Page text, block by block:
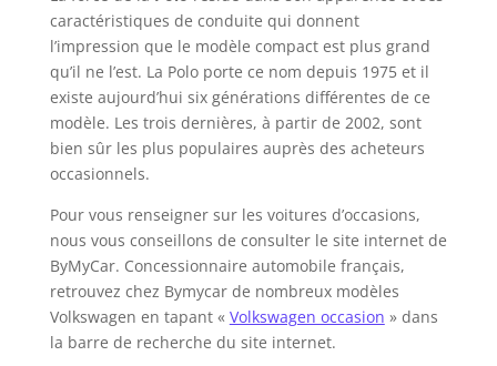
caractéristiques de conduite qui donnent
l’impression que le modèle compact est plus grand
qu’il ne l’est. La Polo porte ce nom depuis 1975 et il
existe aujourd’hui six générations différentes de ce
modèle. Les trois dernières, à partir de 2002, sont
bien sûr les plus populaires auprès des acheteurs
occasionnels.
Pour vous renseigner sur les voitures d’occasions,
nous vous conseillons de consulter le site internet de
ByMyCar. Concessionnaire automobile français,
retrouvez chez Bymycar de nombreux modèles
Volkswagen en tapant « Volkswagen occasion » dans
la barre de recherche du site internet.